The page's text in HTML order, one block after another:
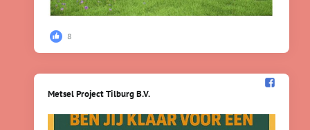
8
Metsel Project Tilburg B.V.️